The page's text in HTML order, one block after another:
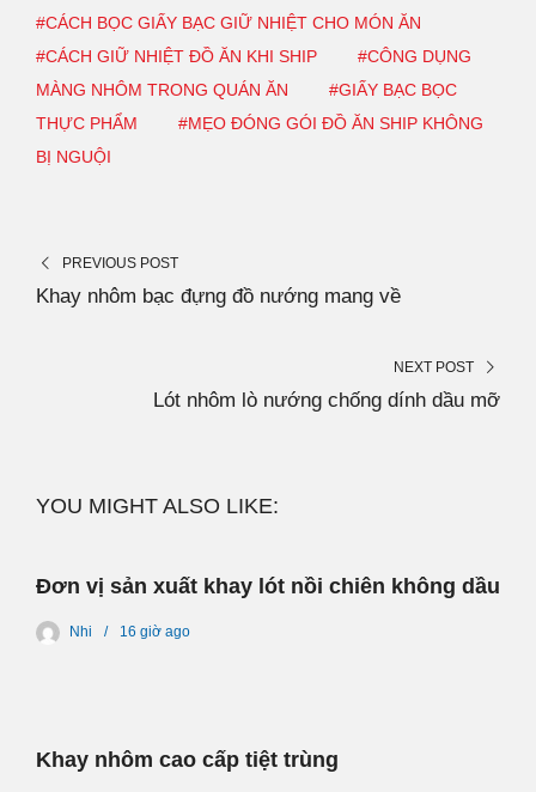
#CÁCH BỌC GIẤY BẠC GIỮ NHIỆT CHO MÓN ĂN
#CÁCH GIỮ NHIỆT ĐỒ ĂN KHI SHIP
#CÔNG DỤNG
MÀNG NHÔM TRONG QUÁN ĂN
#GIẤY BẠC BỌC
THỰC PHẨM
#MẸO ĐÓNG GÓI ĐỒ ĂN SHIP KHÔNG
BỊ NGUỘI
PREVIOUS POST
Khay nhôm bạc đựng đồ nướng mang về
NEXT POST
Lót nhôm lò nướng chống dính dầu mỡ
YOU MIGHT ALSO LIKE:
Đơn vị sản xuất khay lót nồi chiên không dầu
Nhi 16 giờ ago
Khay nhôm cao cấp tiệt trùng